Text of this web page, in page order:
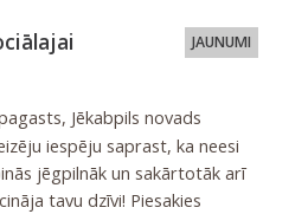
JAUNUMI
Jēkabpils novads
iespēju saprast, ka neesi
jēgpilnāk un sakārtotāk arī
tavu dzīvi! Piesakies